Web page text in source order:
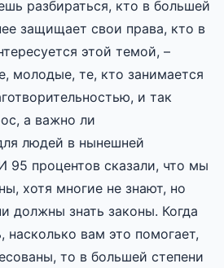
разбираться, кто в большей
защищает свои права, кто в
этой темой, –
молодые, те, кто занимается
и так
а важно ли
людей в нынешней
95 процентов сказали, что мы
хотя многие не знают, но
должны знать законы. Когда
насколько вам это помогает,
то в большей степени